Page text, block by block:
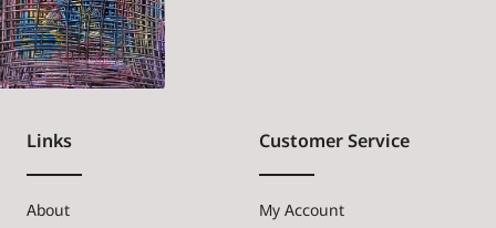
Links
About
Customer Service
My Account